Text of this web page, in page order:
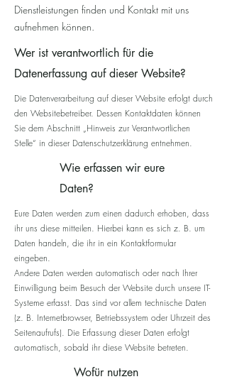
Dienstleistungen finden und Kontakt mit uns
aufnehmen können.
Wer ist verantwortlich für die
Datenerfassung auf dieser Website?
Die Datenverarbeitung auf dieser Website erfolgt durch
den Websitebetreiber. Dessen Kontaktdaten können
Sie dem Abschnitt „Hinweis zur Verantwortlichen
Stelle“ in dieser Datenschutzerklärung entnehmen.
Wie erfassen wir eure
Daten?
Eure Daten werden zum einen dadurch erhoben, dass
ihr uns diese mitteilen. Hierbei kann es sich z. B. um
Daten handeln, die ihr in ein Kontaktformular
eingeben.
Andere Daten werden automatisch oder nach Ihrer
Einwilligung beim Besuch der Website durch unsere IT-
Systeme erfasst. Das sind vor allem technische Daten
(z. B. Internetbrowser, Betriebssystem oder Uhrzeit des
Seitenaufrufs). Die Erfassung dieser Daten erfolgt
automatisch, sobald ihr diese Website betreten.
Wofür nutzen